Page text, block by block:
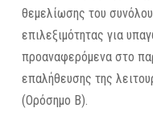
θεμελίωσης του
επιλεξιμότητας για
προαναφερόμενα στο
επαλήθευσης της
(Ορόσημο Β).